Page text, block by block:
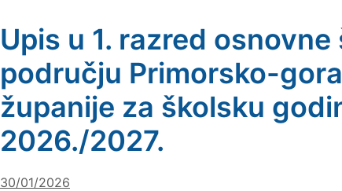
Upis u 1. razred osnovne
području Primorsko-
županije za školsku
2026./2027.
30/01/2026